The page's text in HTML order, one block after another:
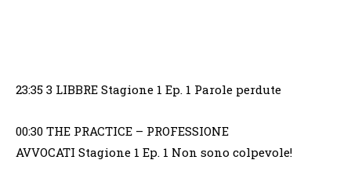
23:35 3 LIBBRE Stagione 1 Ep. 1 Parole perdute
00:30 THE PRACTICE – PROFESSIONE
AVVOCATI Stagione 1 Ep. 1 Non sono colpevole!